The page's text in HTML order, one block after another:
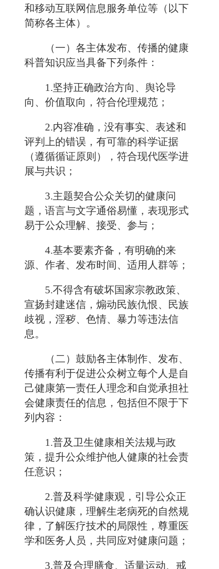
和移动互联网信息服务单位等（以下
简称各主体）。
（一）各主体发布、传播的健康
科普知识应当具备下列条件：
1.坚持正确政治方向、舆论导
向、价值取向，符合伦理规范；
2.内容准确，没有事实、表述和
评判上的错误，有可靠的科学证据
（遵循循证原则），符合现代医学进
展与共识；
3.主题契合公众关切的健康问
题，语言与文字通俗易懂，表现形式
易于公众理解、接受、参与；
4.基本要素齐备，有明确的来
源、作者、发布时间、适用人群等；
5.不得含有破坏国家宗教政策、
宣扬封建迷信，煽动民族仇恨、民族
歧视，淫秽、色情、暴力等违法信
息。
（二）鼓励各主体制作、发布、
传播有利于促进公众树立每个人是自
己健康第一责任人理念和自觉承担社
会健康责任的信息，包括但不限于下
列内容：
1.普及卫生健康相关法规与政
策，提升公众维护他人健康的社会责
任意识；
2.普及科学健康观，引导公众正
确认识健康，理解生老病死的自然规
律，了解医疗技术的局限性，尊重医
学和医务人员，共同应对健康问题；
3.普及合理膳食、适量运动、戒